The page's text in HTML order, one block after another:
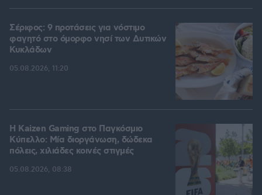
Σέριφος: 9 προτάσεις για νόστιμο
φαγητό στο όμορφο νησί των Δυτικών
Κυκλάδων
05.08.2026, 11:20
H Kaizen Gaming στο Παγκόσμιο
Kύπελλο: Μία διοργάνωση, δώδεκα
πόλεις, χιλιάδες κοινές στιγμές
05.08.2026, 08:38